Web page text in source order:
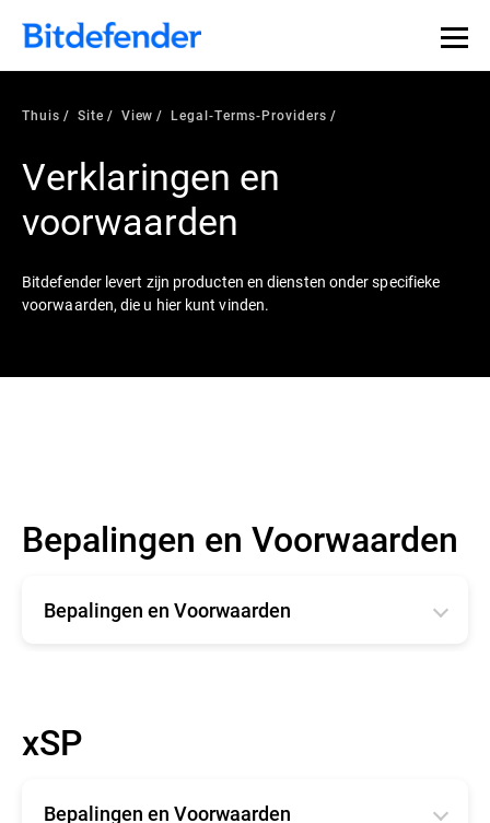
Thuis Site View Legal-Terms-Providers
Verklaringen en
voorwaarden
Bitdefender levert zijn producten en diensten onder specifieke
voorwaarden, die u hier kunt vinden.
Bepalingen en Voorwaarden
Bepalingen en Voorwaarden
Deutsche
Français
xSP
Bepalingen en Voorwaarden